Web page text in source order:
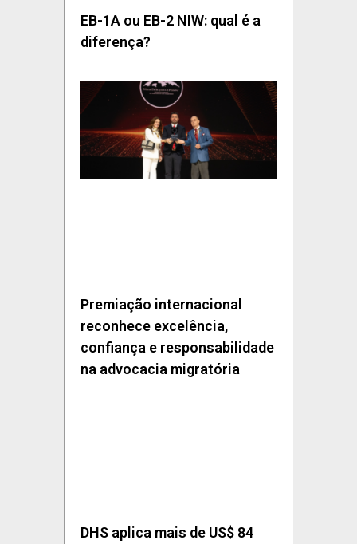
EB-1A ou EB-2 NIW: qual é a
diferença?
Premiação internacional
reconhece excelência,
confiança e responsabilidade
na advocacia migratória
DHS aplica mais de US$ 84